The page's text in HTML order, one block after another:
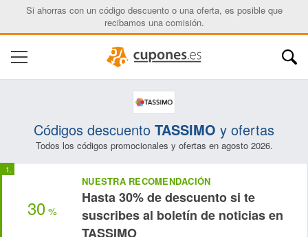
Si ahorras con un código descuento o una oferta, es posible que
recibamos una comisión.
Códigos descuento TASSIMO y ofertas
Todos los códigos promocionales y ofertas en agosto 2026.
30 %
NUESTRA RECOMENDACIÓN
Hasta 30% de descuento si te
suscribes al boletín de noticias en
TASSIMO